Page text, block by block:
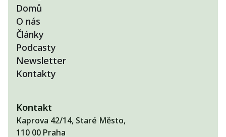
Domů
O nás
Články
Podcasty
Newsletter
Kontakty
Kontakt
Kaprova 42/14, Staré Město,
110 00 Praha